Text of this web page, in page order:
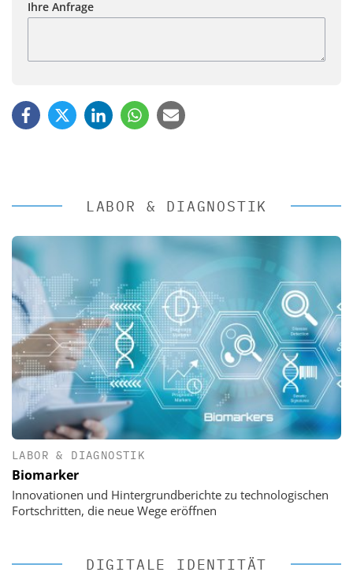
Ihre Anfrage
LABOR & DIAGNOSTIK
LABOR & DIAGNOSTIK
Biomarker
Innovationen und Hintergrundberichte zu technologischen
Fortschritten, die neue Wege eröffnen
DIGITALE IDENTITÄT